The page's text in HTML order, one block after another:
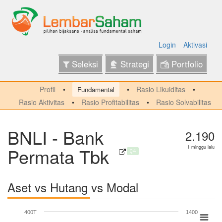
Login Aktivasi
Seleksi Strategi Portfolio
Profil Fundamental
Rasio Likuiditas
Rasio Aktivitas
Rasio Profitabilitas Rasio Solvabilitas
BNLI - Bank
Permata Tbk Q4
2.190
1 minggu lalu
Aset vs Hutang vs Modal
400T 1400